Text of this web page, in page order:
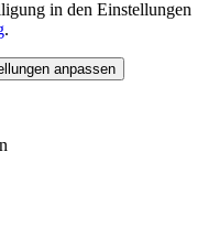
in den Einstellungen
.
anpassen